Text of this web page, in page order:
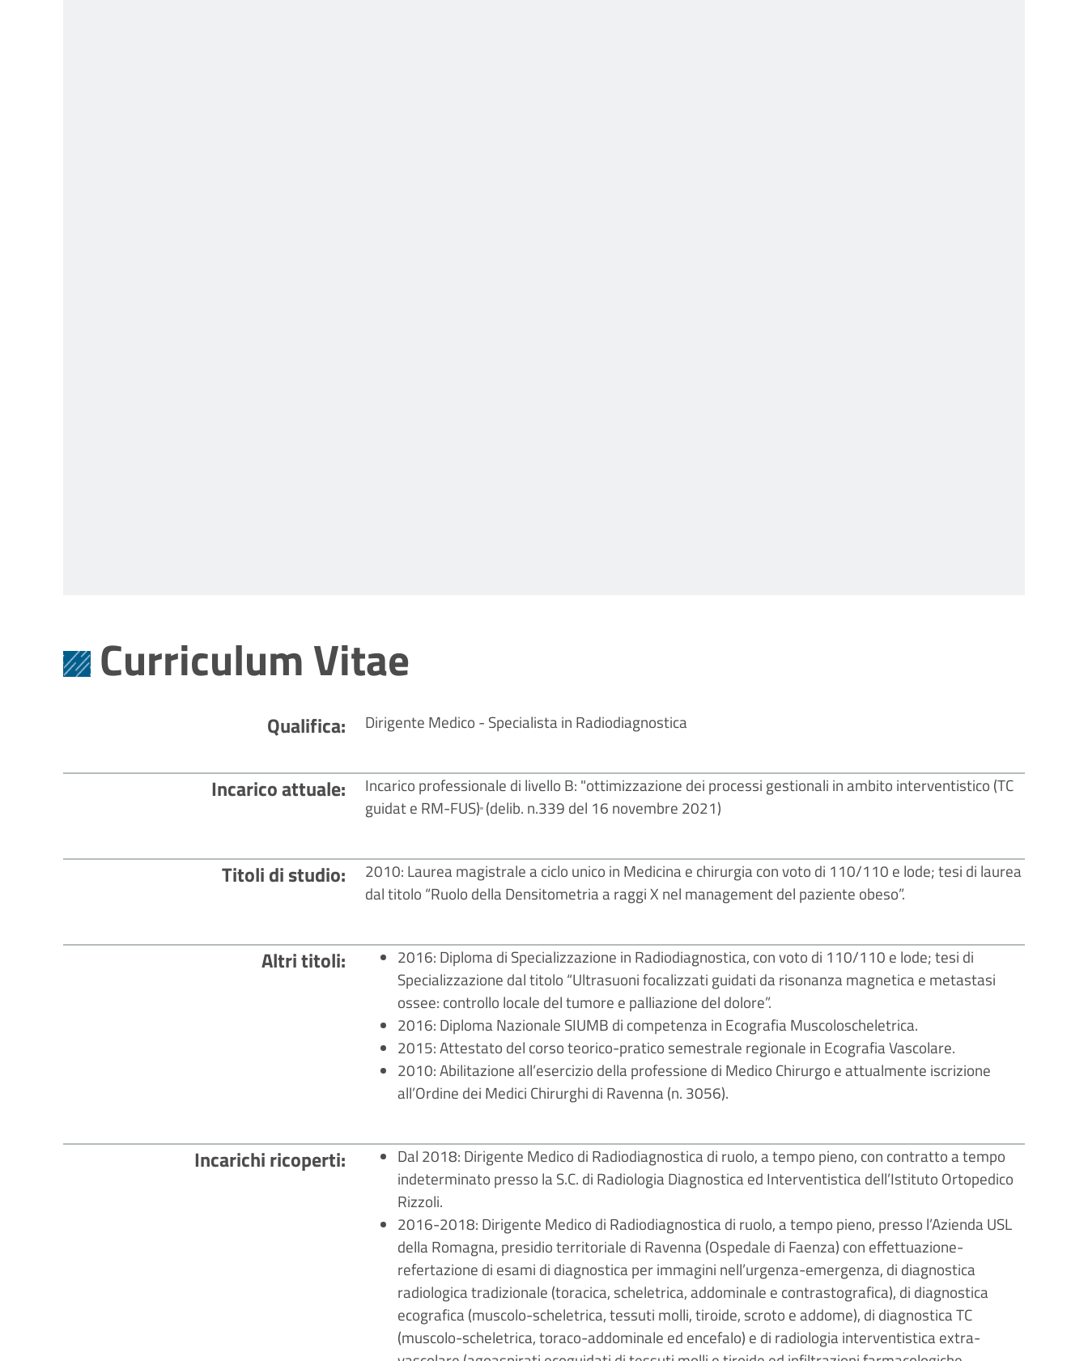
Curriculum Vitae
Qualifica Dirigente Medico - Specialista in Radiodiagnostica
Incarico attuale
Incarico professionale di livello B: "ottimizzazione dei processi gestionali in ambito interventistico (TC
guidat e RM-FUS)" (delib. n.339 del 16 novembre 2021)
Titoli di studio
2010: Laurea magistrale a ciclo unico in Medicina e chirurgia con voto di 110/110 e lode; tesi di laurea
dal titolo “Ruolo della Densitometria a raggi X nel management del paziente obeso”.
Altri titoli
2016: Diploma di Specializzazione in Radiodiagnostica, con voto di 110/110 e lode; tesi di
Specializzazione dal titolo “Ultrasuoni focalizzati guidati da risonanza magnetica e metastasi
ossee: controllo locale del tumore e palliazione del dolore”.
2016: Diploma Nazionale SIUMB di competenza in Ecografia Muscoloscheletrica.
2015: Attestato del corso teorico-pratico semestrale regionale in Ecografia Vascolare.
2010: Abilitazione all’esercizio della professione di Medico Chirurgo e attualmente iscrizione
all’Ordine dei Medici Chirurghi di Ravenna (n. 3056).
Incarichi ricoperti
Dal 2018: Dirigente Medico di Radiodiagnostica di ruolo, a tempo pieno, con contratto a tempo
indeterminato presso la S.C. di Radiologia Diagnostica ed Interventistica dell’Istituto Ortopedico
Rizzoli.
2016-2018: Dirigente Medico di Radiodiagnostica di ruolo, a tempo pieno, presso l’Azienda USL
della Romagna, presidio territoriale di Ravenna (Ospedale di Faenza) con effettuazione-
refertazione di esami di diagnostica per immagini nell’urgenza-emergenza, di diagnostica
radiologica tradizionale (toracica, scheletrica, addominale e contrastografica), di diagnostica
ecografica (muscolo-scheletrica, tessuti molli, tiroide, scroto e addome), di diagnostica TC
(muscolo-scheletrica, toraco-addominale ed encefalo) e di radiologia interventistica extra-